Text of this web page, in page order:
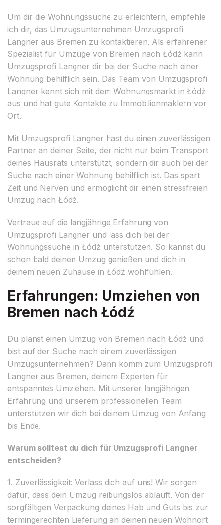
Um dir die Wohnungssuche zu erleichtern, empfehle
ich dir, das Umzugsunternehmen Umzugsprofi
Langner aus Bremen zu kontaktieren. Als erfahrener
Spezialist für Umzüge von Bremen nach Łódź kann
Umzugsprofi Langner dir bei der Suche nach einer
Wohnung behilflich sein. Das Team von Umzugsprofi
Langner kennt sich mit dem Wohnungsmarkt in Łódź
aus und hat gute Kontakte zu Immobilienmaklern vor
Ort.
Mit Umzugsprofi Langner hast du einen zuverlässigen
Partner an deiner Seite, der nicht nur beim Transport
deines Hausrats unterstützt, sondern dir auch bei der
Suche nach einer Wohnung behilflich ist. Das spart
Zeit und Nerven und ermöglicht dir einen stressfreien
Umzug nach Łódź.
Vertraue auf die langjährige Erfahrung von
Umzugsprofi Langner und lass dich bei der
Wohnungssuche in Łódź unterstützen. So kannst du
schon bald deinen Umzug genießen und dich in
deinem neuen Zuhause in Łódź wohlfühlen.
Erfahrungen: Umziehen von
Bremen nach Łódź
Du planst einen Umzug von Bremen nach Łódź und
bist auf der Suche nach einem zuverlässigen
Umzugsunternehmen? Dann komm zum Umzugsprofi
Langner aus Bremen, deinem Experten für
entspanntes Umziehen. Mit unserer langjährigen
Erfahrung und unserem professionellen Team
unterstützen wir dich bei deinem Umzug von Anfang
bis Ende.
Warum solltest du dich für Umzugsprofi Langner
entscheiden?
1. Zuverlässigkeit: Verlass dich auf uns! Wir sorgen
dafür, dass dein Umzug reibungslos abläuft. Von der
sorgfältigen Verpackung deines Hab und Guts bis zur
termingerechten Lieferung an deinen neuen Wohnort